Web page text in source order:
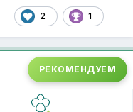
2 1
РЕКОМЕНДУЕМ